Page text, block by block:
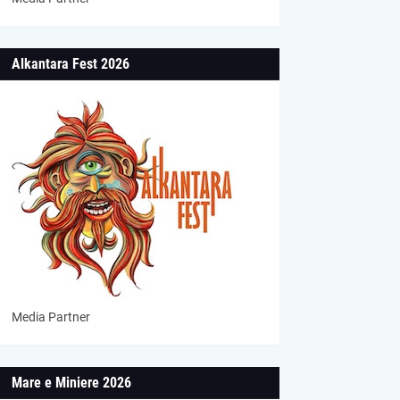
Alkantara Fest 2026
Media Partner
Mare e Miniere 2026